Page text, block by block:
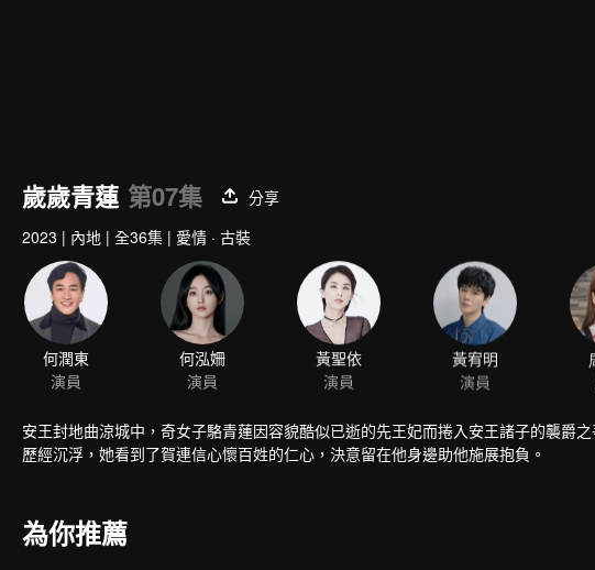
歲歲青蓮 第07集
分享
2023 | 內地 | 全36集 | 愛情 · 古裝
何潤東
演員
何泓姍
演員
黃聖依
演員
黃宥明
演員
安王封地曲涼城中，奇女子駱青蓮因容貌酷似已逝的先王妃而捲入安王諸子的襲爵
歷經沉浮，她看到了賀連信心懷百姓的仁心，決意留在他身邊助他施展抱負。
為你推薦